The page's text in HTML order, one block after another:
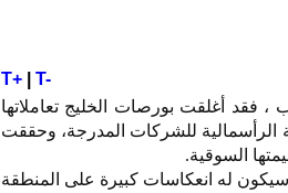
T+| T-
أغلقت بورصات الخليج تعاملاتها
30.2 مليار دولار، وزيادة 0.8% في القيمة الرأسمالية للشركات المدرجة، وحققت
سيكون له انعكاسات كبيرة على المنطقة